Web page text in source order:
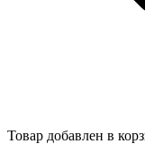
Товар добавлен в